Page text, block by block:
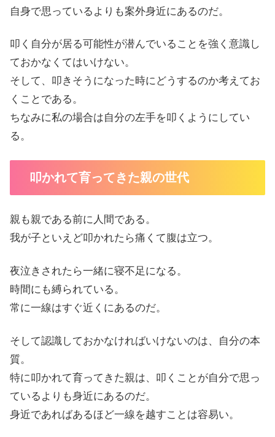
自身で思っているよりも案外身近にあるのだ。
叩く自分が居る可能性が潜んでいることを強く意識し
ておかなくてはいけない。
そして、叩きそうになった時にどうするのか考えてお
くことである。
ちなみに私の場合は自分の左手を叩くようにしてい
る。
叩かれて育ってきた親の世代
親も親である前に人間である。
我が子といえど叩かれたら痛くて腹は立つ。
夜泣きされたら一緒に寝不足になる。
時間にも縛られている。
常に一線はすぐ近くにあるのだ。
そして認識しておかなければいけないのは、自分の本
質。
特に叩かれて育ってきた親は、叩くことが自分で思っ
ているよりも身近にあるのだ。
身近であればあるほど一線を越すことは容易い。